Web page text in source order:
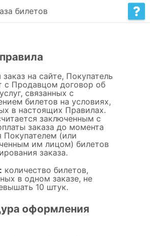
билетов
на сайте, Покупатель
c Продавцом договор об
связанных с
билетов на условиях,
в настоящих Правилах.
заключенным с
заказа до момента
Покупателем (или
им лицом) билетов
заказа.
количество билетов,
в одном заказе, не
10 штук.
оформления